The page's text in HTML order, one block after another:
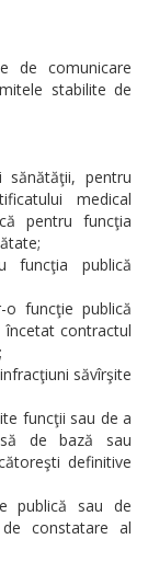
de comunicare
stabilite de
pentru
medical
pentru funcţia
funcţia publică
funcţie publică
contractul
săvîrşite
funcţii sau de a
de bază sau
definitive
publică sau de
constatare al